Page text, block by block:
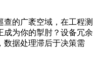
的广袤空域，在工程测
成为你的掣肘？设备冗余
数据处理滞后于决策需